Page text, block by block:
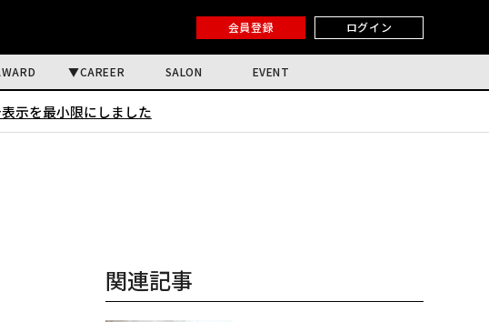
会員登録 ログイン
CAREER SALON EVENT
示を最小限にしました
関連記事